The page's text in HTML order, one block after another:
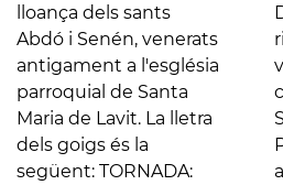
lloança dels sants
Abdó i Senén, venerats
antigament a l'església
parroquial de Santa
Maria de Lavit. La lletra
dels goigs és la
següent: TORNADA:
Deu / vos promét
riquesas grans: / Mes
vosaltres li escopíu /
com de Christo grans
Soldats; / TORNADA.
Per això en continent /
allí us mána despullar, /